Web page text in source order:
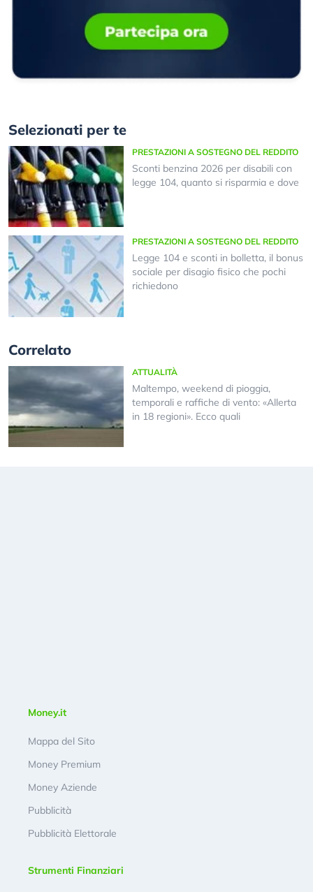
Selezionati per te
PRESTAZIONI A SOSTEGNO DEL REDDITO
Sconti benzina 2026 per disabili con
legge 104, quanto si risparmia e dove
PRESTAZIONI A SOSTEGNO DEL REDDITO
Legge 104 e sconti in bolletta, il bonus
sociale per disagio fisico che pochi
richiedono
Correlato
ATTUALITÀ
Maltempo, weekend di pioggia,
temporali e raffiche di vento: «Allerta
in 18 regioni». Ecco quali
Money.it
Mappa del Sito
Money Premium
Money Aziende
Pubblicità
Pubblicità Elettorale
Strumenti Finanziari